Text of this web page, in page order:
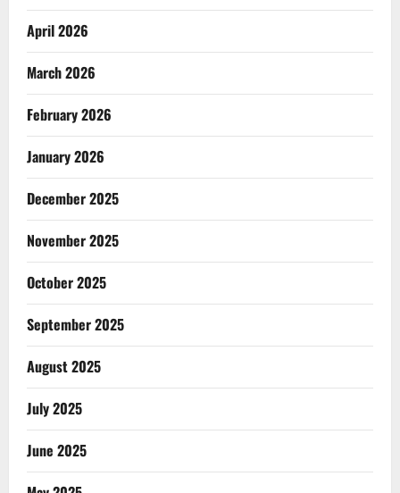
April 2026
March 2026
February 2026
January 2026
December 2025
November 2025
October 2025
September 2025
August 2025
July 2025
June 2025